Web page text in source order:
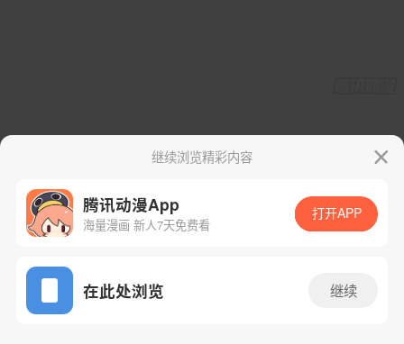
App免费看
继续浏览精彩内容
腾讯动漫App
海量漫画 新人7天免费看
打开APP
在此处浏览 继续